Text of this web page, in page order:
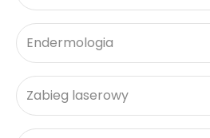
Endermologia
Zabieg laserowy